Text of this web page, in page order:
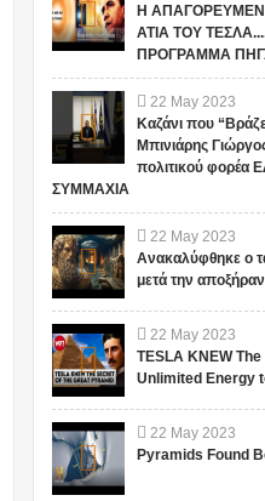
Η
ΑΤΙΑ ΤΟΥ
ΠΡΟΓΡΑΜΜΑ
22 May 2023
Καζάνι που
Μπινιάρης
πολιτικού φορέα
ΣΥΜΜΑΧΙΑ
22 May 2023
Ανακαλύφθηκε ο
μετά την
22 May 2023
TESLA KNEW
Unlimited Energy
22 May 2023
Pyramids Found